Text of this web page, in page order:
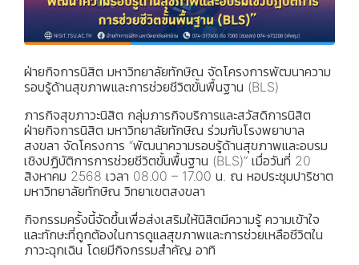
ฝ่ายกิจการนิสิต มหาวิทยาลัยทักษิณ จัดโครงการพัฒนาความ
รอบรู้ด้านสุขภาพและการช่วยชีวิตขั้นพื้นฐาน (BLS)
ภารกิจสุขภาวะนิสิต กลุ่มภารกิจบริการและสวัสดิการนิสิต
ฝ่ายกิจการนิสิต มหาวิทยาลัยทักษิณ ร่วมกับโรงพยาบาล
สงขลา จัดโครงการ “พัฒนาความรอบรู้ด้านสุขภาพและอบรม
เชิงปฏิบัติการการช่วยชีวิตขั้นพื้นฐาน (BLS)” เมื่อวันที่ 20
สิงหาคม 2568 เวลา 08.00 – 17.00 น. ณ หอประชุมปาริชาต
มหาวิทยาลัยทักษิณ วิทยาเขตสงขลา
กิจกรรมครั้งนี้จัดขึ้นเพื่อส่งเสริมให้นิสิตมีความรู้ ความเข้าใจ
และทักษะที่ถูกต้องในการดูแลสุขภาพและการช่วยเหลือชีวิตใน
ภาวะฉุกเฉิน โดยมีกิจกรรมสำคัญ อาทิ